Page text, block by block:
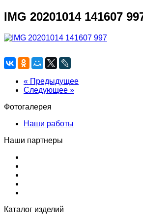
IMG 20201014 141607
« Предыдущее
Следующее »
Фотогалерея
Наши работы
Наши партнеры
Каталог изделий